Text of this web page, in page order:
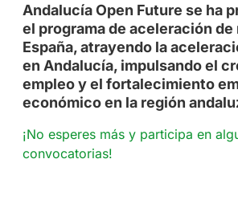
Andalucía Open Future se ha
el programa de aceleración
España, atrayendo la
en Andalucía, impulsando el
empleo y el fortalecimiento
económico en la región
¡No esperes más y participa en
convocatorias!